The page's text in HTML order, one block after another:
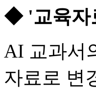
◆ '교육자
AI 교과서
자료로 변